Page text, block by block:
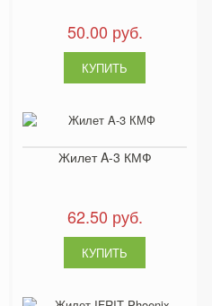
50.00 руб.
Жилет A-3 КМФ
62.50 руб.